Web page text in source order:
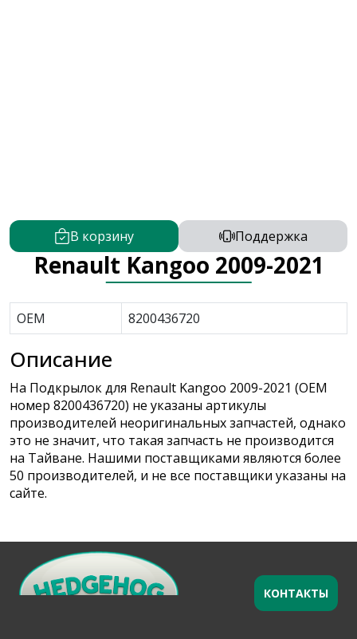
В корзину Поддержка
Renault Kangoo 2009-2021
OEM 8200436720
Описание
На Подкрылок для Renault Kangoo 2009-2021 (OEM
номер 8200436720) не указаны артикулы
производителей неоригинальных запчастей, однако
это не значит, что такая запчасть не производится
на Тайване. Нашими поставщиками являются более
50 производителей, и не все поставщики указаны на
сайте.
×
КОНТАКТЫ